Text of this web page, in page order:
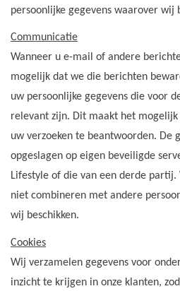
persoonlijke gegevens waarover wij
Communicatie
Wanneer u e-mail of andere
mogelijk dat we die berichten
uw persoonlijke gegevens die voor
relevant zijn. Dit maakt het
uw verzoeken te beantwoorden. De
opgeslagen op eigen beveiligde
Lifestyle of die van een derde partij.
niet combineren met andere
wij beschikken.
Cookies
Wij verzamelen gegevens voor
inzicht te krijgen in onze klanten,